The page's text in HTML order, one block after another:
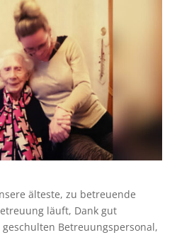
älteste, zu betreuende
läuft, Dank gut
Betreuungspersonal,